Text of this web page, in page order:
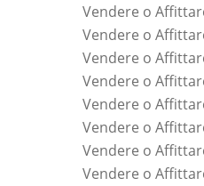
Vendere o
Vendere o